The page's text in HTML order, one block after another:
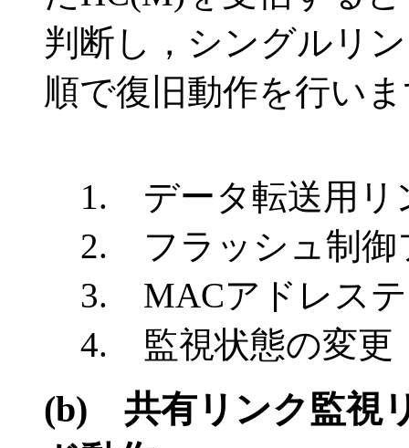
判断し，シングルリ
順で復旧動作を行い
1. データ転送用リ
2. フラッシュ制御
3. MACアドレス
4. 監視状態の変更
(b) 共有リンク監視